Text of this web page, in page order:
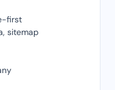
first
sitemap